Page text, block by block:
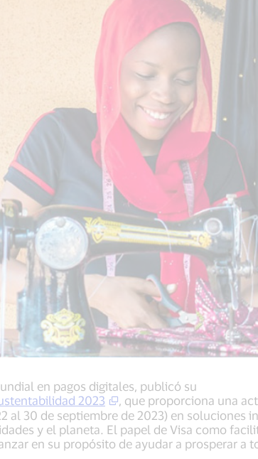
en pagos digitales, publicó su
2023
, que proporciona una
al 30 de septiembre de 2023) en soluciones
y el planeta. El papel de Visa como
en su propósito de ayudar a prosperar a